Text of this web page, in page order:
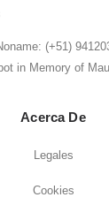
(+51)
Acerca De
Legales
Cookies